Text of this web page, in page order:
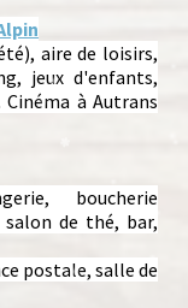
aire de loisirs,
jeux d'enfants,
à Autrans
boucherie
de thé, bar,
postale, salle de